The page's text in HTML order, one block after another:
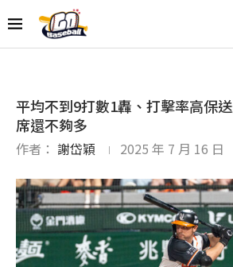
平均不到9打數1轟、打擊率高保
席還不夠多
作者： 謝岱穎 2025 年 7 月 16 日